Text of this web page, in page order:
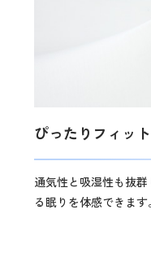
ぴったりフィッ
通気性と吸湿性も抜
る眠りを体感できます。